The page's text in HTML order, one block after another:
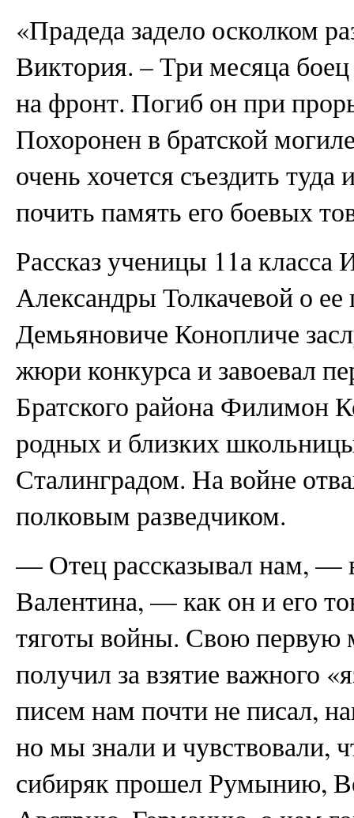
«Прадеда задело осколком
Виктория. – Три месяца
на фронт. Погиб он при
Похоронен в братской
очень хочется съездить
почить память его боевых
Рассказ ученицы 11а
Александры Толкачевой о
Демьяновиче Конопличе
жюри конкурса и завоевал
Братского района Филимон
родных и близких
Сталинградом. На войне
полковым разведчиком.
— Отец рассказывал нам, —
Валентина, — как он и его
тяготы войны. Свою первую
получил за взятие важного
писем нам почти не писал,
но мы знали и чувствовали,
сибиряк прошел Румынию,